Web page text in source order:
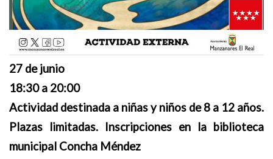
27 de junio
18:30 a 20:00
Actividad destinada a niñas y niños de 8 a 12 años.
Plazas limitadas. Inscripciones en la biblioteca
municipal Concha Méndez